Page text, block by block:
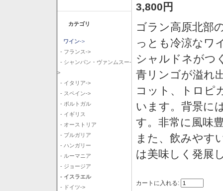
カテゴリ
ワイン->
- フランス->
- シャンパン・ヴァンムスー-
>
- イタリア->
- スペイン->
- ポルトガル
- イギリス
- オーストリア
- ブルガリア
- ハンガリー
- ルーマニア
- ジョージア
- イスラエル
- ドイツ->
3,800円
ゴラン高原北部
っとも冷涼なワ
シャルドネがつ
青リンゴが溢れ
コット、トロピ
います。背景に
す。非常に風味
また、飲みやす
は美味しく発展
カートに入れる: